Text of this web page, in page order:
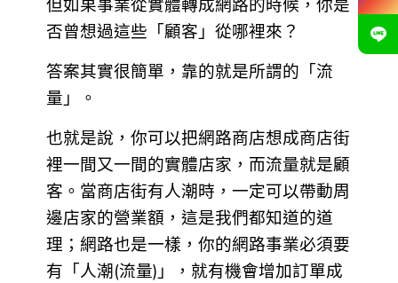
但如果事業從實體轉成網路的時候，你是
否曾想過這些「顧客」從哪裡來？
答案其實很簡單，靠的就是所謂的「流
量」。
也就是說，你可以把網路商店想成商店街
裡一間又一間的實體店家，而流量就是顧
客。當商店街有人潮時，一定可以帶動周
邊店家的營業額，這是我們都知道的道
理；網路也是一樣，你的網路事業必須要
有「人潮(流量)」，就有機會增加訂單成